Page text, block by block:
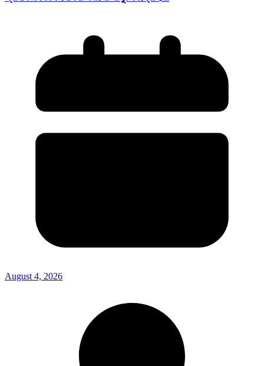
August 4, 2026